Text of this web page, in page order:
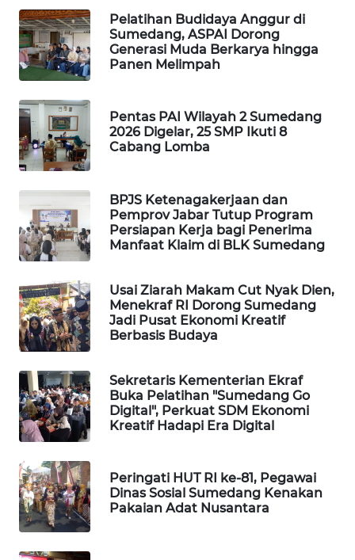
Pelatihan Budidaya Anggur di
Sumedang, ASPAI Dorong
Generasi Muda Berkarya hingga
Panen Melimpah
Pentas PAI Wilayah 2 Sumedang
2026 Digelar, 25 SMP Ikuti 8
Cabang Lomba
BPJS Ketenagakerjaan dan
Pemprov Jabar Tutup Program
Persiapan Kerja bagi Penerima
Manfaat Klaim di BLK Sumedang
Usai Ziarah Makam Cut Nyak Dien,
Menekraf RI Dorong Sumedang
Jadi Pusat Ekonomi Kreatif
Berbasis Budaya
Sekretaris Kementerian Ekraf
Buka Pelatihan "Sumedang Go
Digital", Perkuat SDM Ekonomi
Kreatif Hadapi Era Digital
Peringati HUT RI ke-81, Pegawai
Dinas Sosial Sumedang Kenakan
Pakaian Adat Nusantara
LKKI
KOPEKLIN
KONSUMEN
FORWAMKI
ALPERKLINAS
FORJASIDA
NEWS
SITUNGIR
NEWS
SIDIKALANG
NEWS
NEWS
METRO
SIANTAR